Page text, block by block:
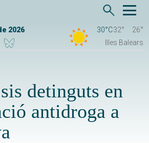
2026 30°C32°
26°
Illes Balears
detinguts en
antidroga a